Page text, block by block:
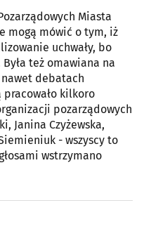
Miasta
mogą mówić o tym, iż
uchwały, bo
też omawiana na
debatach
pracowało kilkoro
pozarządowych
Janina Czyżewska,
- wszyscy to
wstrzymano